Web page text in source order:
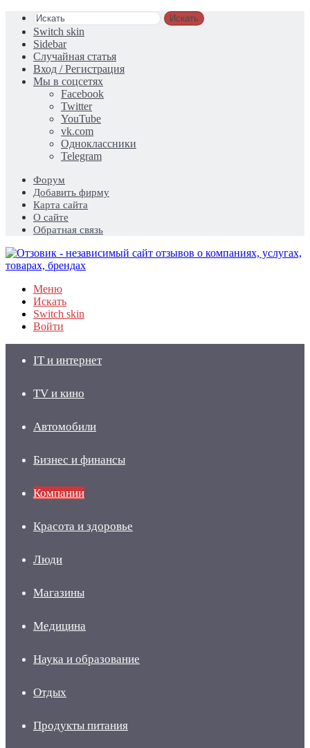
Искать
Switch skin
Sidebar
Случайная статья
Вход / Регистрация
Мы в соцсетях
Facebook
Twitter
YouTube
vk.com
Одноклассники
Telegram
Форум
Добавить фирму
Карта сайта
О сайте
Обратная связь
Меню
Искать
Switch skin
Войти
IT и интернет
TV и кино
Автомобили
Бизнес и финансы
Компании
Красота и здоровье
Люди
Магазины
Медицина
Наука и образование
Отдых
Продукты питания